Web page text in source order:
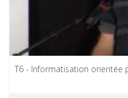
T6 - Informatisation orientée